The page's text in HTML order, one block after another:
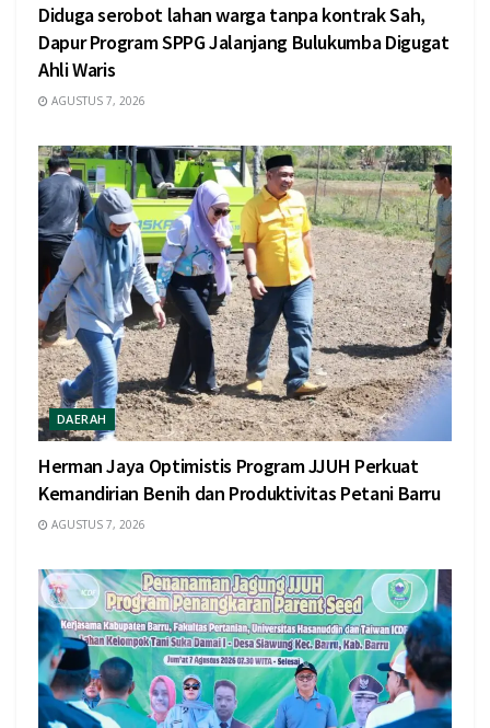
Diduga serobot lahan warga tanpa kontrak Sah,
Dapur Program SPPG Jalanjang Bulukumba Digugat
Ahli Waris
AGUSTUS 7, 2026
DAERAH
Herman Jaya Optimistis Program JJUH Perkuat
Kemandirian Benih dan Produktivitas Petani Barru
AGUSTUS 7, 2026